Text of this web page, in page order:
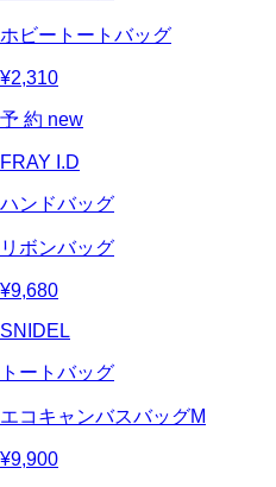
ホビートートバッグ
¥2,310
予 約 new
FRAY I.D
ハンドバッグ
リボンバッグ
¥9,680
SNIDEL
トートバッグ
エコキャンバスバッグM
¥9,900